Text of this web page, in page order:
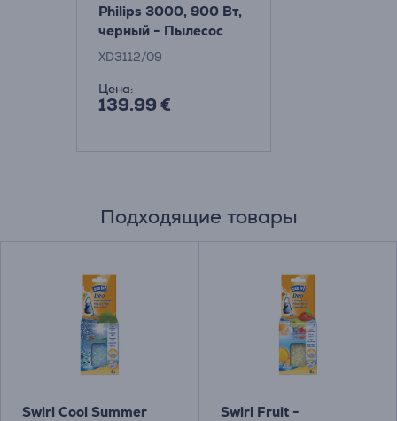
Philips 3000, 900 Вт,
черный - Пылесос
XD3112/09
Цена:
139.99 €
Подходящие товары
Swirl Cool Summer
Swirl Fruit -